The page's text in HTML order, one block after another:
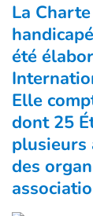
La
été
Elle
dont 25
plusieurs
des